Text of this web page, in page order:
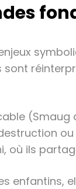
(Smaug
où ils
enfantins,